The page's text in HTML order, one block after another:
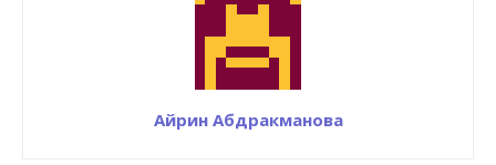
Айрин Абдракманова